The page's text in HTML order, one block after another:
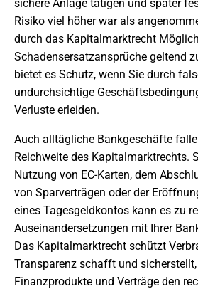
sichere Anlage tätigen und später
Risiko viel höher war als
durch das Kapitalmarktrecht
Schadensersatzansprüche geltend
bietet es Schutz, wenn Sie durch
undurchsichtige
Verluste erleiden.
Auch alltägliche Bankgeschäfte
Reichweite des Kapitalmarktrechts.
Nutzung von EC-Karten, dem
von Sparverträgen oder der
eines Tagesgeldkontos kann es zu
Auseinandersetzungen mit Ihrer
Das Kapitalmarktrecht schützt
Transparenz schafft und
Finanzprodukte und Verträge den